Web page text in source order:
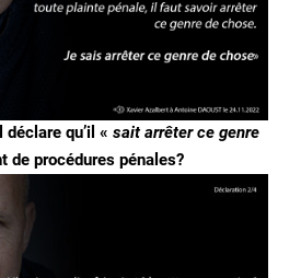
déclare qu’il « sait arrêter ce genre
de procédures pénales?